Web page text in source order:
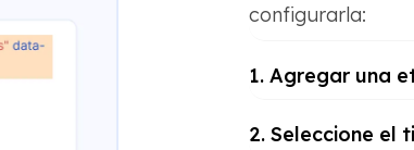
configurarla:
1. Agregar una
2. Seleccione el